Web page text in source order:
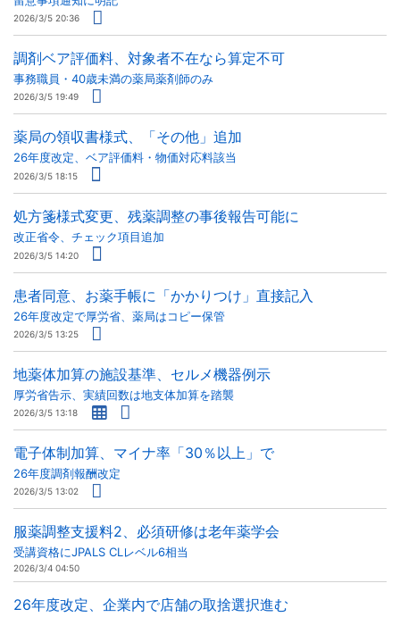
2026/3/5 20:36
調剤ベア評価料、対象者不在なら算定不可
事務職員・40歳未満の薬局薬剤師のみ
2026/3/5 19:49
薬局の領収書様式、「その他」追加
26年度改定、ベア評価料・物価対応料該当
2026/3/5 18:15
処方箋様式変更、残薬調整の事後報告可能に
改正省令、チェック項目追加
2026/3/5 14:20
患者同意、お薬手帳に「かかりつけ」直接記入
26年度改定で厚労省、薬局はコピー保管
2026/3/5 13:25
地薬体加算の施設基準、セルメ機器例示
厚労省告示、実績回数は地支体加算を踏襲
2026/3/5 13:18
電子体制加算、マイナ率「30％以上」で
26年度調剤報酬改定
2026/3/5 13:02
服薬調整支援料2、必須研修は老年薬学会
受講資格にJPALS CLレベル6相当
2026/3/4 04:50
26年度改定、企業内で店舗の取捨選択進む